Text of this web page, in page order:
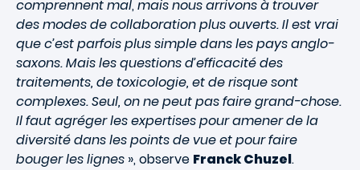
comprennent mal,mais nous arrivons à trouver
des modes de collaboration plus ouverts. Il est vrai
que c’est parfois plus simple dans les pays anglo-
saxons. Mais les questions d’efficacité des
traitements, de toxicologie, et de risque sont
complexes. Seul, on ne peut pas faire grand-chose.
Il faut agréger les expertises pour amener de la
diversité dans les points de vue et pour faire
bouger les lignes », observe Franck Chuzel.